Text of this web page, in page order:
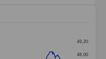
48,00
49,20